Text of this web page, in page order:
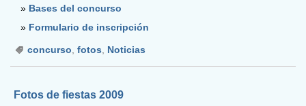
Bases del concurso
Formulario de inscripción
concurso fotos Noticias
Fotos de fiestas 2009